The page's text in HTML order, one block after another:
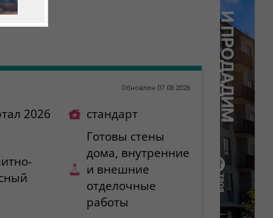
Обновлен 07.08.2026
2026 стандарт
Готовы стены
дома, внутренние
и внешние
отделочные
работы